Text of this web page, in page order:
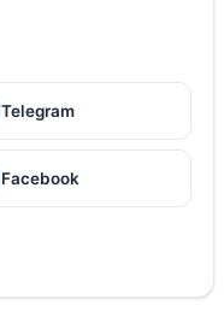
Telegram
Facebook